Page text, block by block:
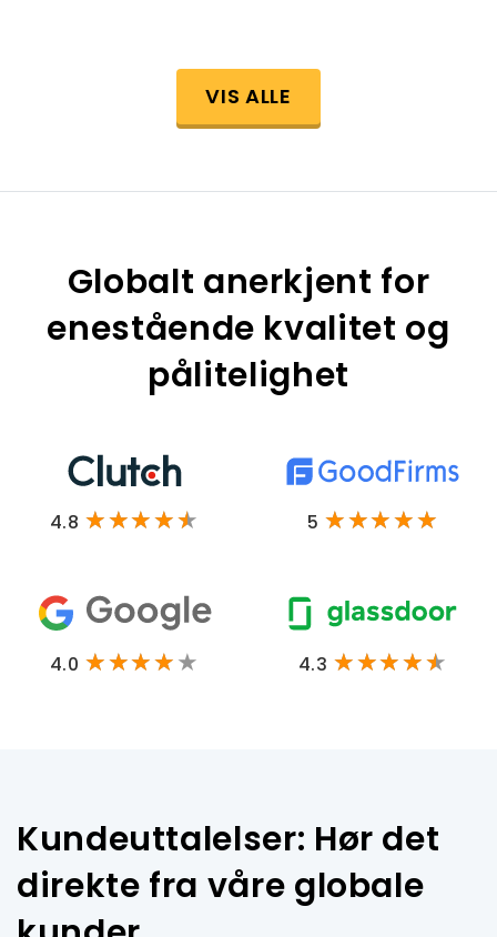
VIS ALLE
Globalt anerkjent for
enestående kvalitet og
pålitelighet
4.8 5
4.0 4.3
Kundeuttalelser: Hør det
direkte fra våre globale